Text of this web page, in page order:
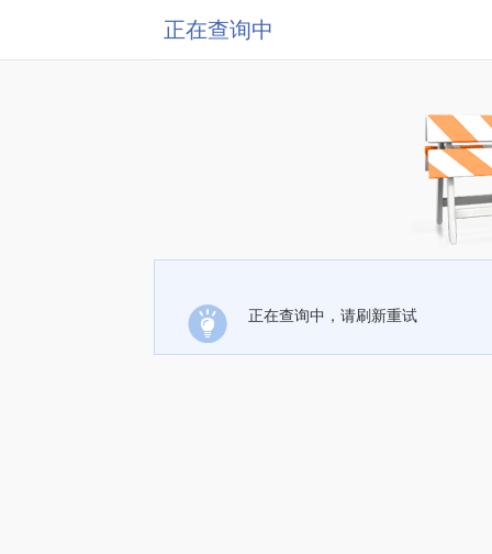
正在查询中
正在查询中，请刷新重试